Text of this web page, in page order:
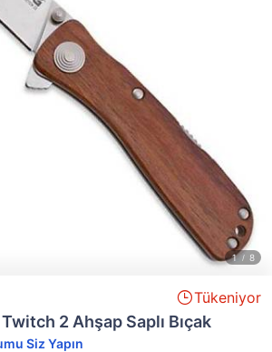
Tükeniyor
2 Ahşap Saplı Bıçak
Siz Yapın